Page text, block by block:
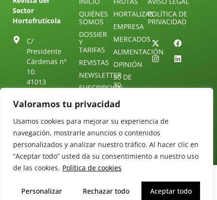
Valoramos tu privacidad
Usamos cookies para mejorar su experiencia de
navegación, mostrarle anuncios o contenidos
personalizados y analizar nuestro tráfico. Al hacer clic en
“Aceptar todo” usted da su consentimiento a nuestro uso
de las cookies. Política de cookies
Personalizar Rechazar todo Aceptar todo
Sector
Hortofrutícola
C/
Presidente
Cárdenas nº
10.
41013
ESPAÑA
Tel: (+34) 954
25 88 51
redaccion@revistamercados.com
QUIÉNES
SOMOS
DOSSIER
Y
TARIFAS
REVISTAS
NEWSLETTER
SUSCRIPCIÓN
ÚNETE A
NUESTRO
CONTACTO
HORTALIZAS
EMPRESA
MERCADOS
ALIMENTACIÓN
OPINIÓN
30 DE
30
POLÍTICA DE
PRIVACIDAD